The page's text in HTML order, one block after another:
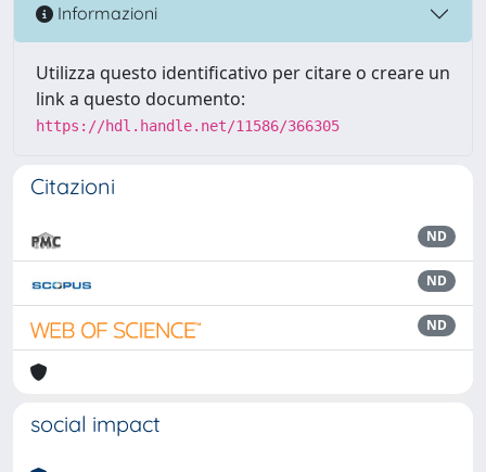
Informazioni
Utilizza questo identificativo per citare o creare un
link a questo documento:
https://hdl.handle.net/11586/366305
Citazioni
ND
ND
ND
social impact